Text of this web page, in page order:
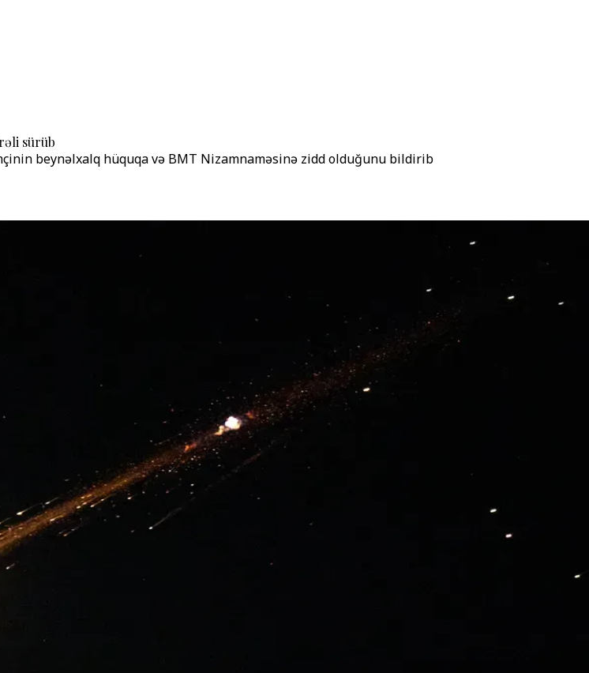
sürüb
beynəlxalq hüquqa və BMT Nizamnaməsinə zidd olduğunu bildirib